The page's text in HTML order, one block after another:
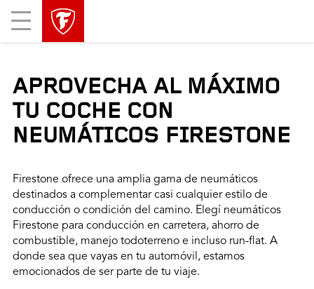
Mobile
Menu
APROVECHA AL MÁXIMO
TU COCHE CON
NEUMÁTICOS FIRESTONE
Firestone ofrece una amplia gama de neumáticos
destinados a complementar casi cualquier estilo de
conducción o condición del camino. Elegí neumáticos
Firestone para conducción en carretera, ahorro de
combustible, manejo todoterreno e incluso run-flat. A
donde sea que vayas en tu automóvil, estamos
emocionados de ser parte de tu viaje.